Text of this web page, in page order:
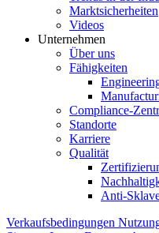
Marktsicherheiten
Videos
Unternehmen
Über uns
Fähigkeiten
Compliance-
Standorte
Karriere
Qualität
Anti-
Verkaufsbedingungen